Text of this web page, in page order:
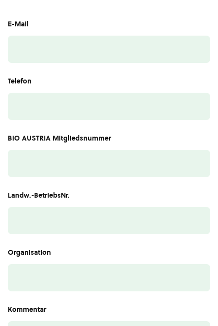
E-Mail
Telefon
BIO AUSTRIA Mitgliedsnummer
Landw.-BetriebsNr.
Organisation
Kommentar